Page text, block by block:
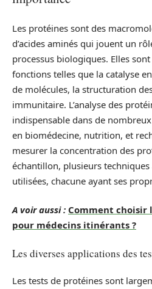
Les protéines sont des
d’acides aminés qui jouent un
processus biologiques. Elles
fonctions telles que la catalyse
de molécules, la structuration
immunitaire. L’analyse des
indispensable dans de
en biomédecine, nutrition, et
mesurer la concentration des
échantillon, plusieurs
utilisées, chacune ayant ses
A voir aussi : Comment choisir
pour médecins itinérants ?
Les diverses applications des
Les tests de protéines sont